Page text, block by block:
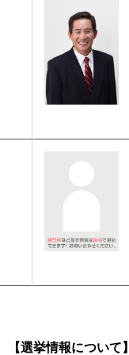
【選挙情報について】